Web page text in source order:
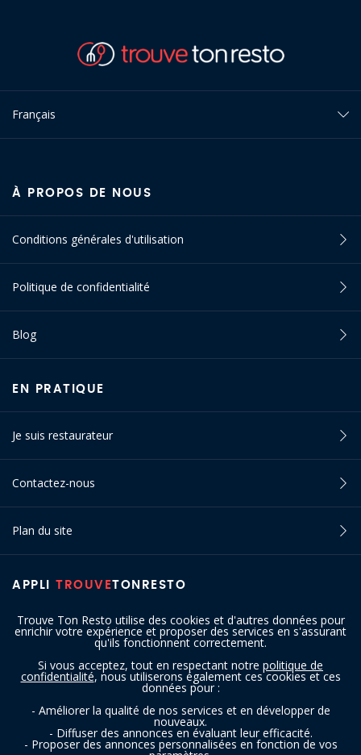
Trouve Ton Resto utilise des cookies et d'autres données pour
enrichir votre expérience et proposer des services en s'assurant
qu'ils fonctionnent correctement.
Si vous acceptez, tout en respectant notre politique de
confidentialité, nous utiliserons également ces cookies et ces
données pour :
- Améliorer la qualité de nos services et en développer de
nouveaux.
- Diffuser des annonces en évaluant leur efficacité.
- Proposer des annonces personnalisées en fonction de vos
Français
APPLI TROUVETONRESTO
À PROPOS DE NOUS
Conditions générales d'utilisation
Politique de confidentialité
Blog
EN PRATIQUE
Je suis restaurateur
Contactez-nous
Plan du site
SUIVEZ-NOUS